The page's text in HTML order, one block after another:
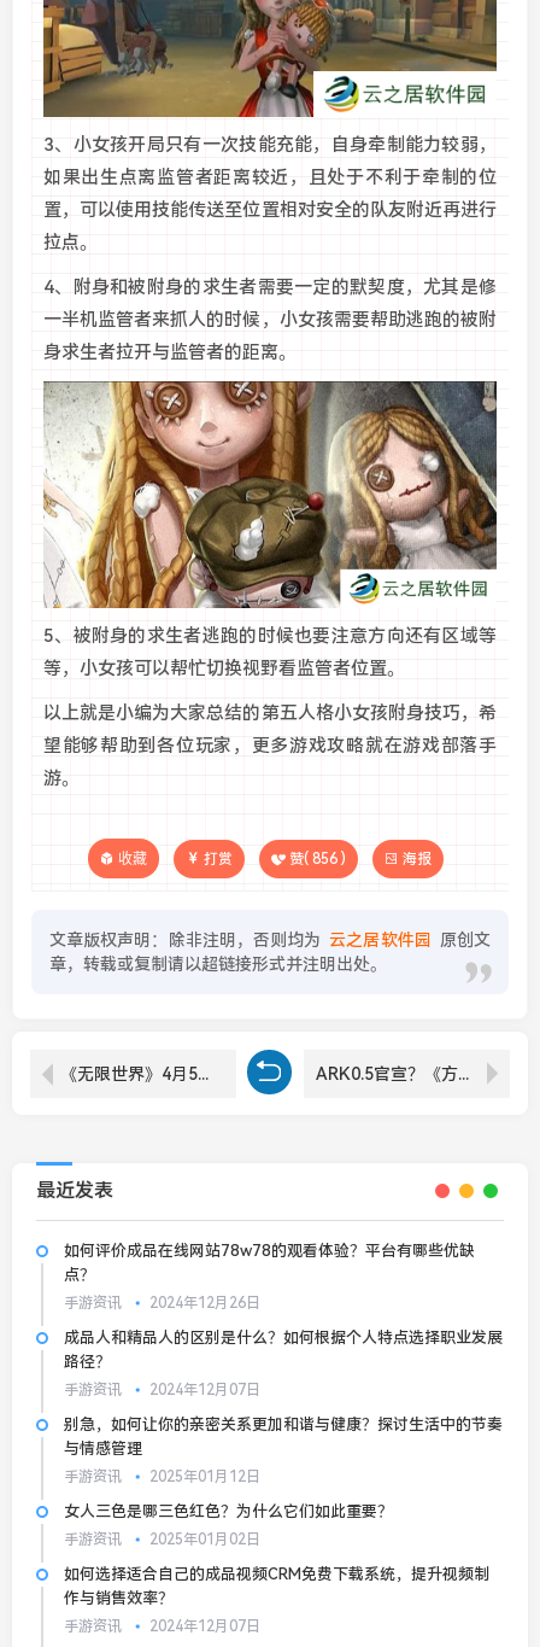
3、小女孩开局只有一次技能充能，自身牵制能力较弱，
如果出生点离监管者距离较近，且处于不利于牵制的位
置，可以使用技能传送至位置相对安全的队友附近再进行
拉点。
4、附身和被附身的求生者需要一定的默契度，尤其是修
一半机监管者来抓人的时候，小女孩需要帮助逃跑的被附
身求生者拉开与监管者的距离。
5、被附身的求生者逃跑的时候也要注意方向还有区域等
等，小女孩可以帮忙切换视野看监管者位置。
以上就是小编为大家总结的第五人格小女孩附身技巧，希
望能够帮助到各位玩家，更多游戏攻略就在游戏部落手
游。
收藏 打赏 赞( 856 ) 海报
文章版权声明：除非注明，否则均为 云之居软件园
原创文
章，转载或复制请以超链接形式并注明出处。
《无限世界》4月5日新服带你踏上穿越宇宙的史诗级冒险旅程 ARK0.5官宣？《方舟生存进化》愚人节整活制作“2D渲染版”
最近发表
如何评价成品在线网站78w78的观看体验？平台有哪些优缺
点？
手游资讯 2024年12月26日
成品人和精品人的区别是什么？如何根据个人特点选择职业发展
路径？
手游资讯 2024年12月07日
别急，如何让你的亲密关系更加和谐与健康？探讨生活中的节奏
与情感管理
手游资讯 2025年01月12日
女人三色是哪三色红色？为什么它们如此重要？
手游资讯 2025年01月02日
如何选择适合自己的成品视频CRM免费下载系统，提升视频制
作与销售效率？
手游资讯 2024年12月07日